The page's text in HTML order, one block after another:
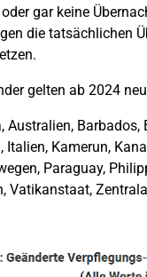
gar keine
die tatsächlichen
gelten ab 2024
Australien,
Italien, Kamerun,
Paraguay,
Vatikanstaat,